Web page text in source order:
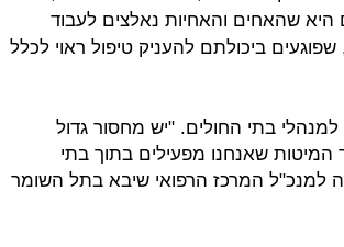
שהאחים והאחיות נאלצים לעבוד
ביכולתם להעניק טיפול ראוי לכלל
בתי החולים. "יש מחסור גדול
שאנחנו מפעילים בתוך בתי
למנכ"ל המרכז הרפואי שיבא בתל השומר